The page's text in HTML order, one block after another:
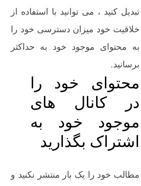
تبدیل کنید ، می توانید با استفاده از
خلاقیت خود میزان دسترسی خود را
به محتوای موجود خود به حداکثر
برسانید.
محتوای خود را
در کانال های
موجود خود به
اشتراک بگذارید
مطالب خود را یک بار منتشر نکنید و